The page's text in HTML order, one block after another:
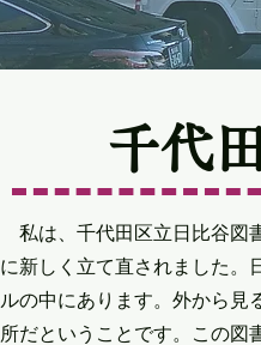
千代
私は、千代田区立日比谷図
に新しく立て直されました。
ルの中にあります。外から見
所だということです。この図